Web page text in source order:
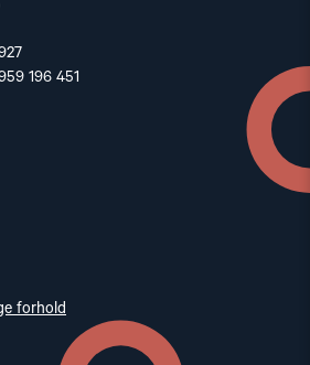
196 451
forhold